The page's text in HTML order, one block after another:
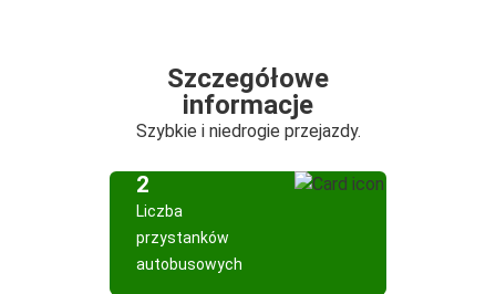
Szczegółowe
informacje
Szybkie i niedrogie przejazdy.
2
Liczba
przystanków
autobusowych